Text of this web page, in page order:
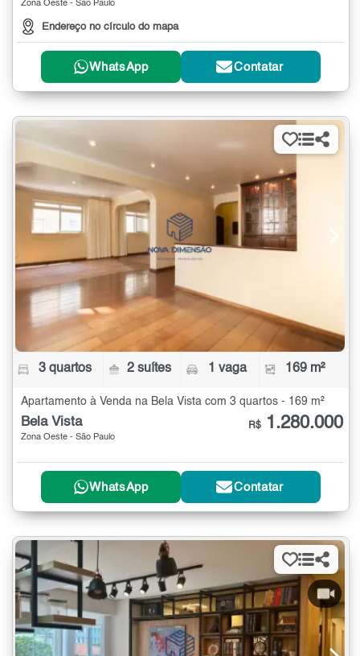
Zona Oeste - São Paulo
Endereço no círculo do mapa
WhatsApp Contatar
3 quartos 2 suítes 1 vaga 169 m²
Apartamento à Venda na Bela Vista com 3 quartos - 169 m²
Bela Vista
Zona Oeste - São Paulo
R$ 1.280.000
WhatsApp Contatar